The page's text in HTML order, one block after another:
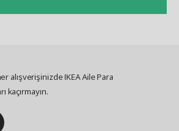
alışverişinizde IKEA Aile Para
kaçırmayın.